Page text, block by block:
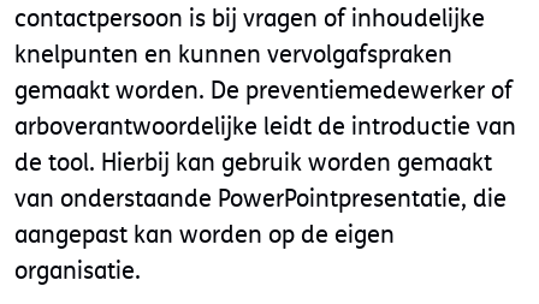
contactpersoon is bij vragen of inhoudelijke
knelpunten en kunnen vervolgafspraken
gemaakt worden. De preventiemedewerker of
arboverantwoordelijke leidt de introductie van
de tool. Hierbij kan gebruik worden gemaakt
van onderstaande PowerPointpresentatie, die
aangepast kan worden op de eigen
organisatie.